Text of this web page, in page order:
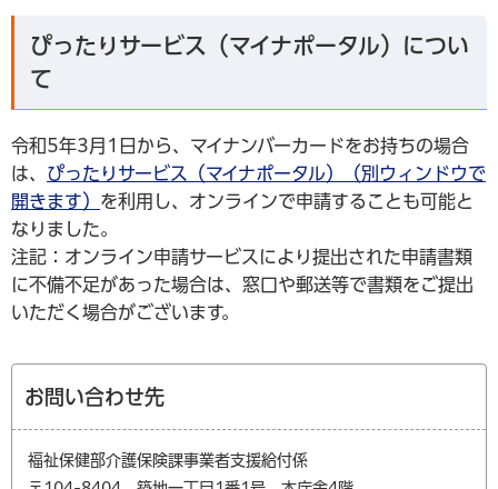
ぴったりサービス（マイナポータル）につい
て
令和5年3月1日から、マイナンバーカードをお持ちの場合
は、 ぴったりサービス（マイナポータル）（別ウィンドウで
開きます） を利用し、オンラインで申請することも可能と
なりました。
注記：オンライン申請サービスにより提出された申請書類
に不備不足があった場合は、窓口や郵送等で書類をご提出
いただく場合がございます。
お問い合わせ先
福祉保健部介護保険課事業者支援給付係